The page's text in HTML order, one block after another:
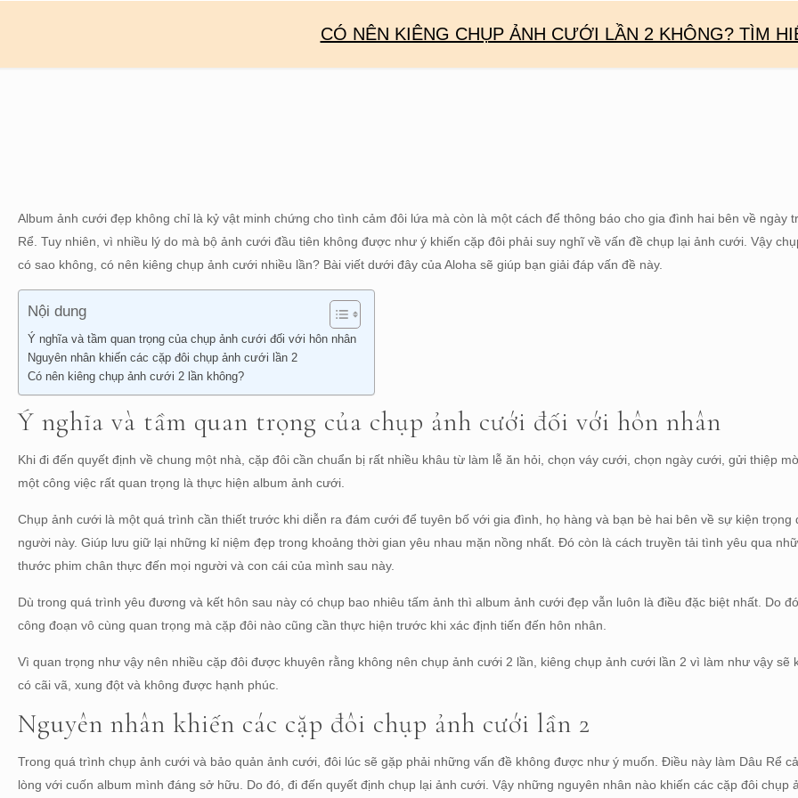
CÓ NÊN KIÊNG CHỤP ẢNH CƯỚI LẦN 2 KHÔNG? TÌM
Album ảnh cưới đẹp không chỉ là kỷ vật minh chứng cho tình cảm đôi lứa mà còn là một cách để thông báo cho gia đình hai bên về ngày
Rể. Tuy nhiên, vì nhiều lý do mà bộ ảnh cưới đầu tiên không được như ý khiến cặp đôi phải suy nghĩ về vấn đề chụp lại ảnh cưới. Vậy
có sao không, có nên kiêng chụp ảnh cưới nhiều lần? Bài viết dưới đây của Aloha sẽ giúp bạn giải đáp vấn đề này.
Nội dung
Ý nghĩa và tầm quan trọng của chụp ảnh cưới đối với hôn nhân
Nguyên nhân khiến các cặp đôi chụp ảnh cưới lần 2
Có nên kiêng chụp ảnh cưới 2 lần không?
Ý nghĩa và tầm quan trọng của chụp ảnh cưới đối với hôn nhân
Khi đi đến quyết định về chung một nhà, cặp đôi cần chuẩn bị rất nhiều khâu từ làm lễ ăn hỏi, chọn váy cưới, chọn ngày cưới, gửi thiệp
một công việc rất quan trọng là thực hiện album ảnh cưới.
Chụp ảnh cưới là một quá trình cần thiết trước khi diễn ra đám cưới để tuyên bố với gia đình, họ hàng và bạn bè hai bên về sự kiện trọng
người này. Giúp lưu giữ lại những kỉ niệm đẹp trong khoảng thời gian yêu nhau mặn nồng nhất. Đó còn là cách truyền tải tình yêu qua
thước phim chân thực đến mọi người và con cái của mình sau này.
Dù trong quá trình yêu đương và kết hôn sau này có chụp bao nhiêu tấm ảnh thì album ảnh cưới đẹp vẫn luôn là điều đặc biệt nhất. Do
công đoạn vô cùng quan trọng mà cặp đôi nào cũng cần thực hiện trước khi xác định tiến đến hôn nhân.
Vì quan trọng như vậy nên nhiều cặp đôi được khuyên rằng không nên chụp ảnh cưới 2 lần, kiêng chụp ảnh cưới lần 2 vì làm như vậy sẽ
có cãi vã, xung đột và không được hạnh phúc.
Nguyên nhân khiến các cặp đôi chụp ảnh cưới lần 2
Trong quá trình chụp ảnh cưới và bảo quản ảnh cưới, đôi lúc sẽ gặp phải những vấn đề không được như ý muốn. Điều này làm Dâu Rể
lòng với cuốn album mình đáng sở hữu. Do đó, đi đến quyết định chụp lại ảnh cưới. Vậy những nguyên nhân nào khiến các cặp đôi chụp